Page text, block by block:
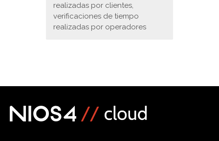
realizadas por clientes,
verificaciones de tiempo
realizadas por operadores